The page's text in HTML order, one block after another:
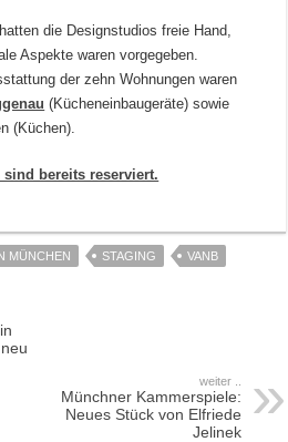
die Designstudios freie Hand,
Aspekte waren vorgegeben.
der zehn Wohnungen waren
(Kücheneinbaugeräte) sowie
(Küchen).
bereits reserviert.
MÜNCHEN STAGING VANB
weiter ..
Münchner Kammerspiele:
Neues Stück von Elfriede
Jelinek